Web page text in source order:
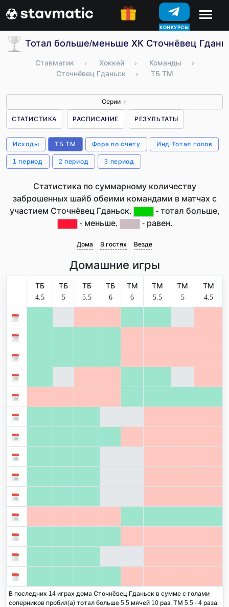
КОНКУРСЫ
Тотал больше/меньше ХК Сточнёвец
Ставматик › Хоккей › Команды
›
Сточнёвец Гданьск
› ТБ ТМ
Серии ▼
СТАТИСТИКА РАСПИСАНИЕ РЕЗУЛЬТАТЫ
Исходы ТБ ТМ Фора по счету Инд.Тотал голов
1 период 2 период 3 период
Статистика по суммарному количеству
заброшенных шайб обеими командами в матчах с
участием Сточнёвец Гданьск.
- тотал больше,
- меньше,
- равен.
Дома В гостях Везде
Домашние игры
ТБ
4.5
ТБ
5
ТБ
5.5
ТБ
6
ТМ
6
ТМ
5.5
ТМ
5
ТМ
4.5
В последних 14 играх дома Сточнёвец Гданьск в сумме с голами
соперников пробил(а) тотал больше 5.5 мячей 10 раз, ТМ 5.5 - 4 раза.